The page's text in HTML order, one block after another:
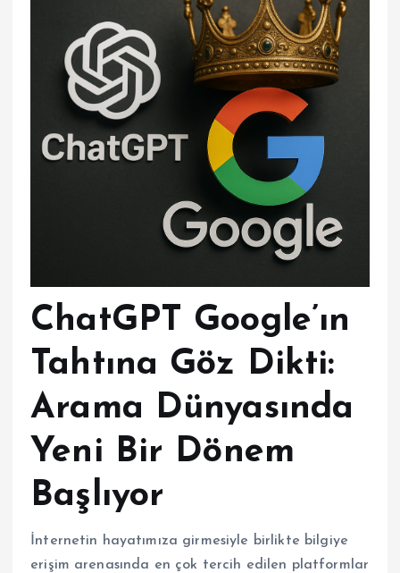
ChatGPT Google’ın
Tahtına Göz Dikti:
Arama Dünyasında
Yeni Bir Dönem
Başlıyor
İnternetin hayatımıza girmesiyle birlikte bilgiye
erişim arenasında en çok tercih edilen platformlar